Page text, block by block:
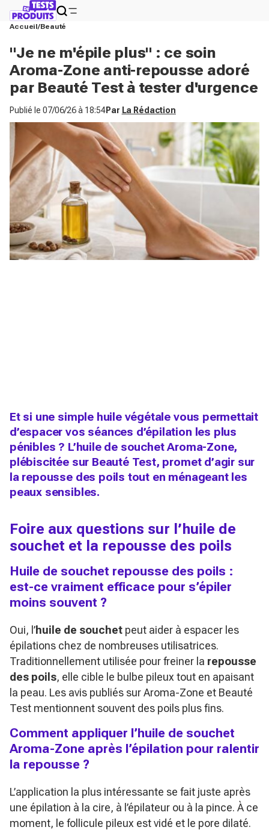
Accueil Beauté
"Je ne m'épile plus" : ce soin
Aroma-Zone anti-repousse adoré
par Beauté Test à tester d'urgence
Publié le 07/06/26 à 18:54Par La Rédaction
Et si une simple huile végétale vous permettait
d’espacer vos séances d’épilation les plus
pénibles ? L’huile de souchet Aroma-Zone,
plébiscitée sur Beauté Test, promet d’agir sur
la repousse des poils tout en ménageant les
peaux sensibles.
Foire aux questions sur l’huile de
souchet et la repousse des poils
Huile de souchet repousse des poils :
est-ce vraiment efficace pour s’épiler
moins souvent ?
Oui, l’huile de souchet peut aider à espacer les
épilations chez de nombreuses utilisatrices.
Traditionnellement utilisée pour freiner la repousse
des poils, elle cible le bulbe pileux tout en apaisant
la peau. Les avis publiés sur Aroma-Zone et Beauté
Test mentionnent souvent des poils plus fins.
Comment appliquer l’huile de souchet
Aroma-Zone après l’épilation pour ralentir
la repousse ?
L’application la plus intéressante se fait juste après
une épilation à la cire, à l’épilateur ou à la pince. À ce
moment, le follicule pileux est vidé et le pore dilaté.